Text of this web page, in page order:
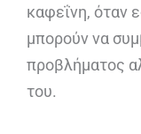
καφεΐνη, όταν
μπορούν να
προβλήματος
του.